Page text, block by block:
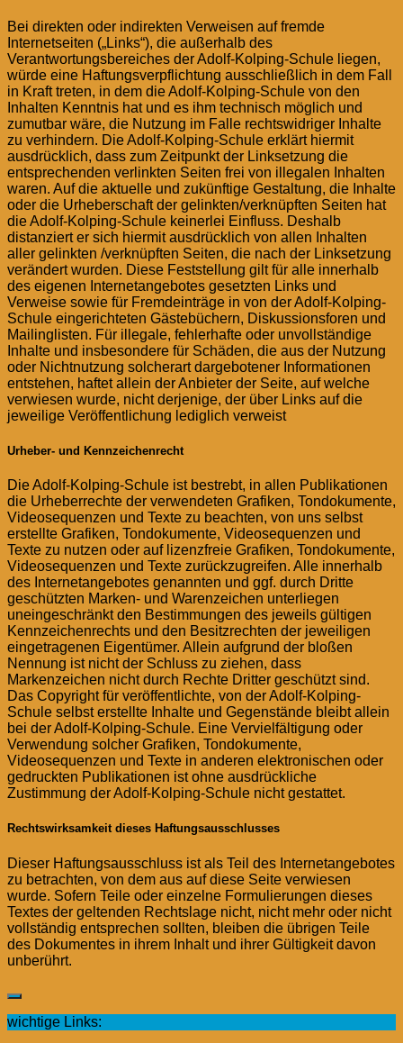
Bei direkten oder indirekten Verweisen auf fremde
Internetseiten („Links“), die außerhalb des
Verantwortungsbereiches der Adolf-Kolping-Schule liegen,
würde eine Haftungsverpflichtung ausschließlich in dem Fall
in Kraft treten, in dem die Adolf-Kolping-Schule von den
Inhalten Kenntnis hat und es ihm technisch möglich und
zumutbar wäre, die Nutzung im Falle rechtswidriger Inhalte
zu verhindern. Die Adolf-Kolping-Schule erklärt hiermit
ausdrücklich, dass zum Zeitpunkt der Linksetzung die
entsprechenden verlinkten Seiten frei von illegalen Inhalten
waren. Auf die aktuelle und zukünftige Gestaltung, die Inhalte
oder die Urheberschaft der gelinkten/verknüpften Seiten hat
die Adolf-Kolping-Schule keinerlei Einfluss. Deshalb
distanziert er sich hiermit ausdrücklich von allen Inhalten
aller gelinkten /verknüpften Seiten, die nach der Linksetzung
verändert wurden. Diese Feststellung gilt für alle innerhalb
des eigenen Internetangebotes gesetzten Links und
Verweise sowie für Fremdeinträge in von der Adolf-Kolping-
Schule eingerichteten Gästebüchern, Diskussionsforen und
Mailinglisten. Für illegale, fehlerhafte oder unvollständige
Inhalte und insbesondere für Schäden, die aus der Nutzung
oder Nichtnutzung solcherart dargebotener Informationen
entstehen, haftet allein der Anbieter der Seite, auf welche
verwiesen wurde, nicht derjenige, der über Links auf die
jeweilige Veröffentlichung lediglich verweist
Urheber- und Kennzeichenrecht
Die Adolf-Kolping-Schule ist bestrebt, in allen Publikationen
die Urheberrechte der verwendeten Grafiken, Tondokumente,
Videosequenzen und Texte zu beachten, von uns selbst
erstellte Grafiken, Tondokumente, Videosequenzen und
Texte zu nutzen oder auf lizenzfreie Grafiken, Tondokumente,
Videosequenzen und Texte zurückzugreifen. Alle innerhalb
des Internetangebotes genannten und ggf. durch Dritte
geschützten Marken- und Warenzeichen unterliegen
uneingeschränkt den Bestimmungen des jeweils gültigen
Kennzeichenrechts und den Besitzrechten der jeweiligen
eingetragenen Eigentümer. Allein aufgrund der bloßen
Nennung ist nicht der Schluss zu ziehen, dass
Markenzeichen nicht durch Rechte Dritter geschützt sind.
Das Copyright für veröffentlichte, von der Adolf-Kolping-
Schule selbst erstellte Inhalte und Gegenstände bleibt allein
bei der Adolf-Kolping-Schule. Eine Vervielfältigung oder
Verwendung solcher Grafiken, Tondokumente,
Videosequenzen und Texte in anderen elektronischen oder
gedruckten Publikationen ist ohne ausdrückliche
Zustimmung der Adolf-Kolping-Schule nicht gestattet.
Rechtswirksamkeit dieses Haftungsausschlusses
Dieser Haftungsausschluss ist als Teil des Internetangebotes
zu betrachten, von dem aus auf diese Seite verwiesen
wurde. Sofern Teile oder einzelne Formulierungen dieses
Textes der geltenden Rechtslage nicht, nicht mehr oder nicht
vollständig entsprechen sollten, bleiben die übrigen Teile
des Dokumentes in ihrem Inhalt und ihrer Gültigkeit davon
unberührt.
wichtige Links: